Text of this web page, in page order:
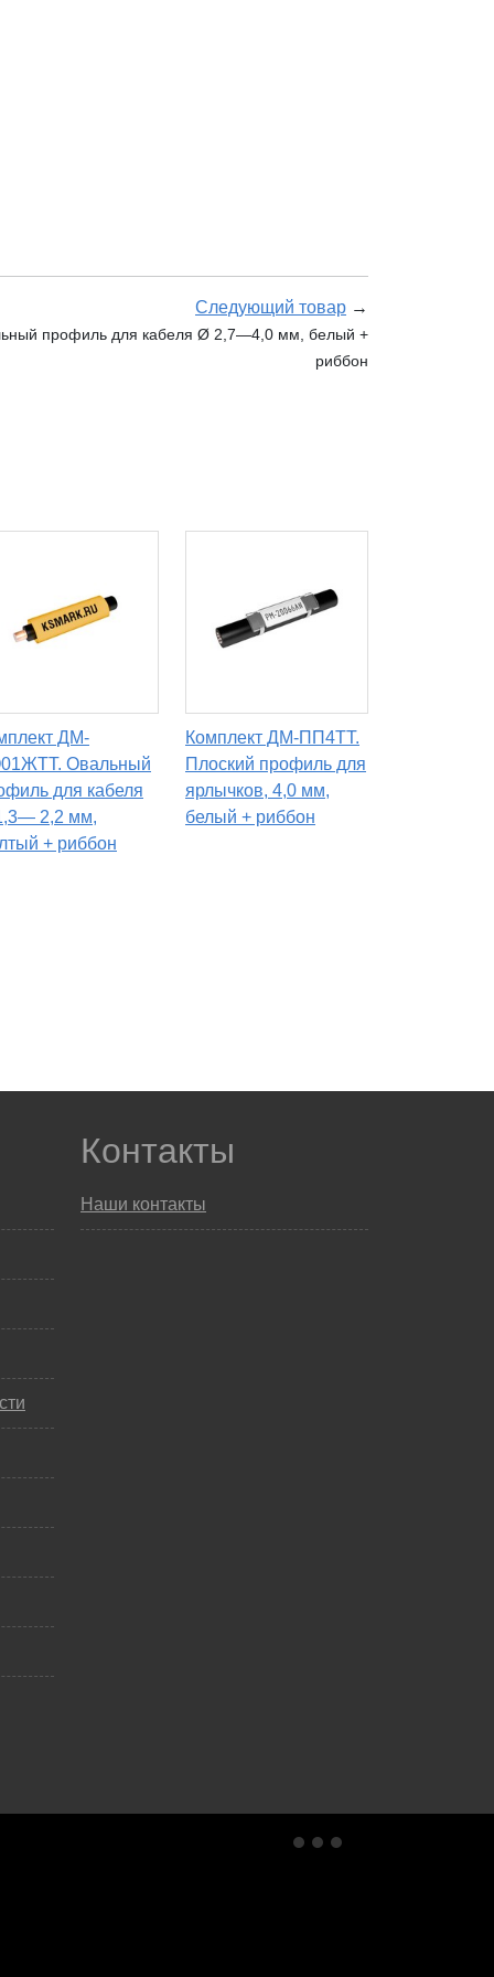
Следующий товар →
профиль для кабеля Ø 2,7—4,0 мм, белый +
риббон
ДМ-
Овальный
для кабеля
2,2 мм,
+ риббон
Комплект ДМ-ПП4TT.
Плоский профиль для
ярлычков, 4,0 мм,
белый + риббон
Контакты
Наши контакты